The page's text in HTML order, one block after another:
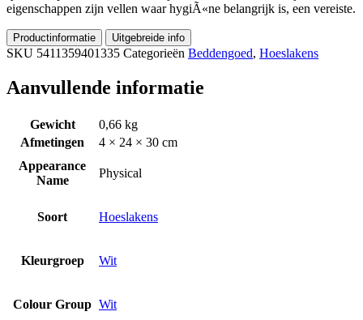
eigenschappen zijn vellen waar hygiÃ«ne belangrijk is, een vereiste.
Productinformatie Uitgebreide info
SKU 5411359401335 Categorieën Beddengoed, Hoeslakens
Aanvullende informatie
Gewicht
0,66 kg
Afmetingen
4 × 24 × 30 cm
Appearance
Name
Physical
Soort Hoeslakens
Kleurgroep Wit
Colour Group Wit